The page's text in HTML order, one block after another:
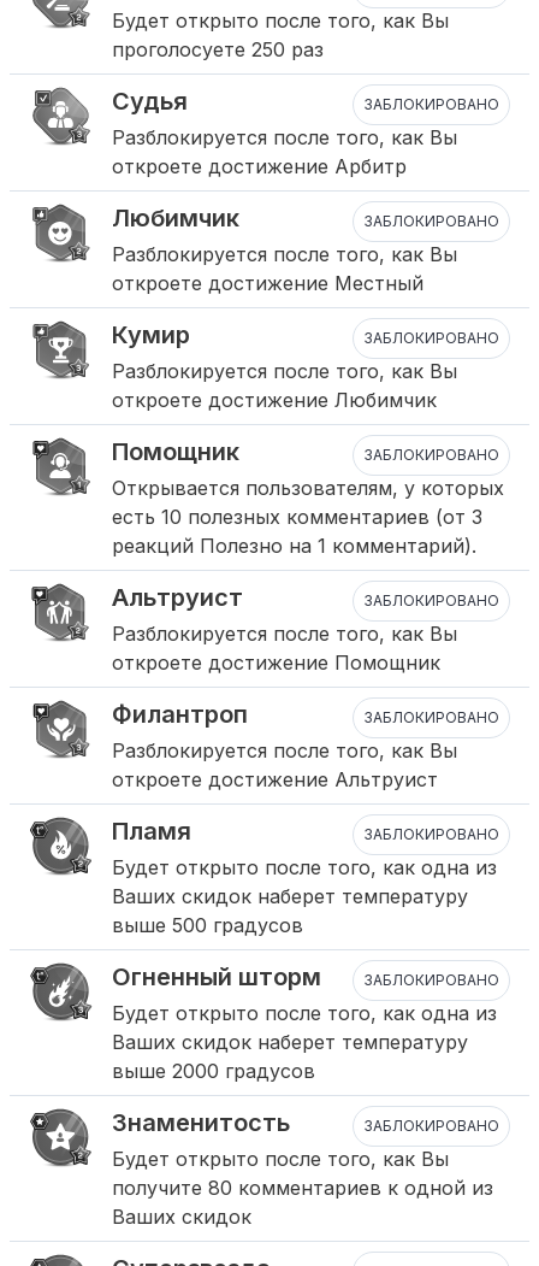
Будет открыто после того, как Вы
проголосуете 250 раз
Судья ЗАБЛОКИРОВАНО
Разблокируется после того, как Вы
откроете достижение Арбитр
Любимчик ЗАБЛОКИРОВАНО
Разблокируется после того, как Вы
откроете достижение Местный
Кумир ЗАБЛОКИРОВАНО
Разблокируется после того, как Вы
откроете достижение Любимчик
Помощник ЗАБЛОКИРОВАНО
Открывается пользователям, у которых
есть 10 полезных комментариев (от 3
реакций Полезно на 1 комментарий).
Альтруист ЗАБЛОКИРОВАНО
Разблокируется после того, как Вы
откроете достижение Помощник
Филантроп ЗАБЛОКИРОВАНО
Разблокируется после того, как Вы
откроете достижение Альтруист
Пламя ЗАБЛОКИРОВАНО
Будет открыто после того, как одна из
Ваших скидок наберет температуру
выше 500 градусов
Огненный шторм ЗАБЛОКИРОВАНО
Будет открыто после того, как одна из
Ваших скидок наберет температуру
выше 2000 градусов
Знаменитость ЗАБЛОКИРОВАНО
Будет открыто после того, как Вы
получите 80 комментариев к одной из
Ваших скидок